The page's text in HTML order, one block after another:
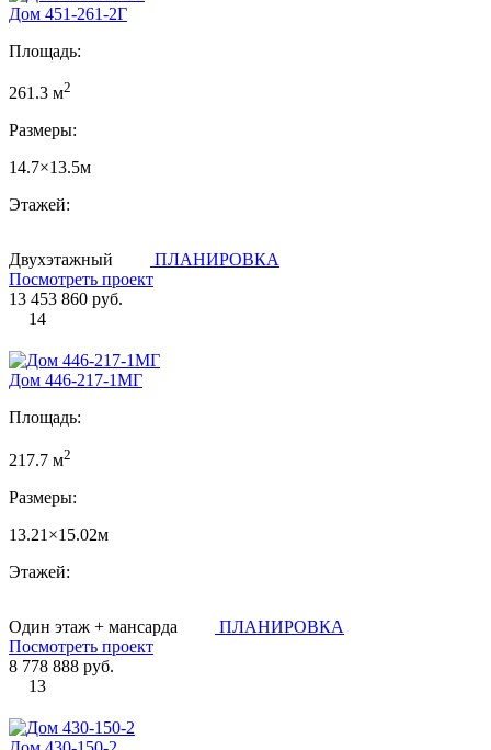
Дом 451-261-2Г
Площадь:
261.3 м2
Размеры:
14.7×13.5м
Этажей:
Двухэтажный
ПЛАНИРОВКА
Посмотреть проект
13 453 860 руб.
14
Дом 446-217-1МГ
Площадь:
217.7 м2
Размеры:
13.21×15.02м
Этажей:
Один этаж + мансарда
ПЛАНИРОВКА
Посмотреть проект
8 778 888 руб.
13